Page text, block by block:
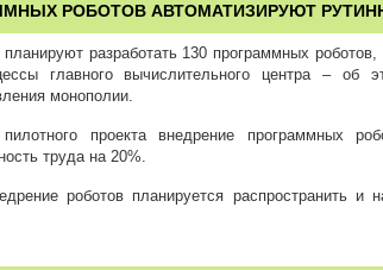
РОБОТОВ АВТОМАТИЗИРУЮТ
разработать 130 программных роботов,
главного вычислительного центра – об
монополии.
проекта внедрение программных
труда на 20%.
роботов планируется распространить и